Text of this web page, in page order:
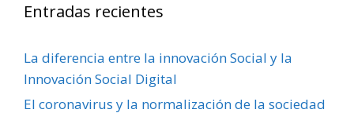
Entradas recientes
La diferencia entre la innovación Social y la
Innovación Social Digital
El coronavirus y la normalización de la sociedad